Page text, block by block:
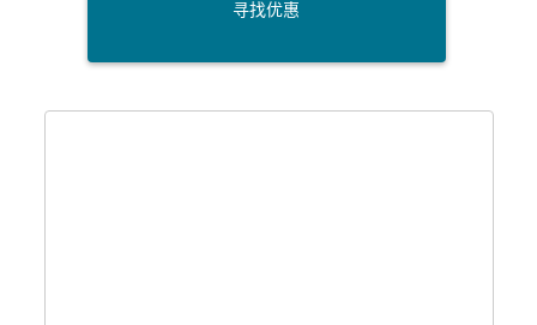
寻找优惠